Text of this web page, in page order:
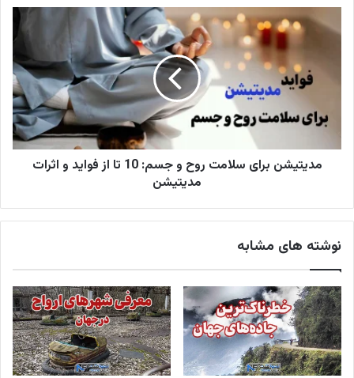
ن
مدیتیشن برای سلامت روح و جسم: 10 تا از فواید و اثرات
مدیتیشن
نوشته های مشابه